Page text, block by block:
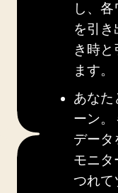
し、
を引
き時
ます。
あなた
ーン。
データ
モニタ
つれて